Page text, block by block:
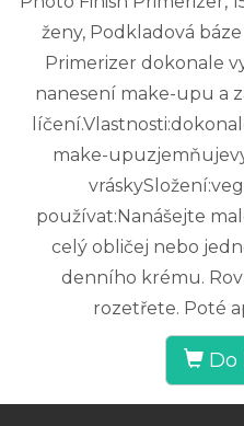
ženy, Podkladová
Primerizer dokonale
nanesení make-upu a
make-
používat:Nanášejte
celý obličej nebo
denního krému.
rozetřete. Poté
Do